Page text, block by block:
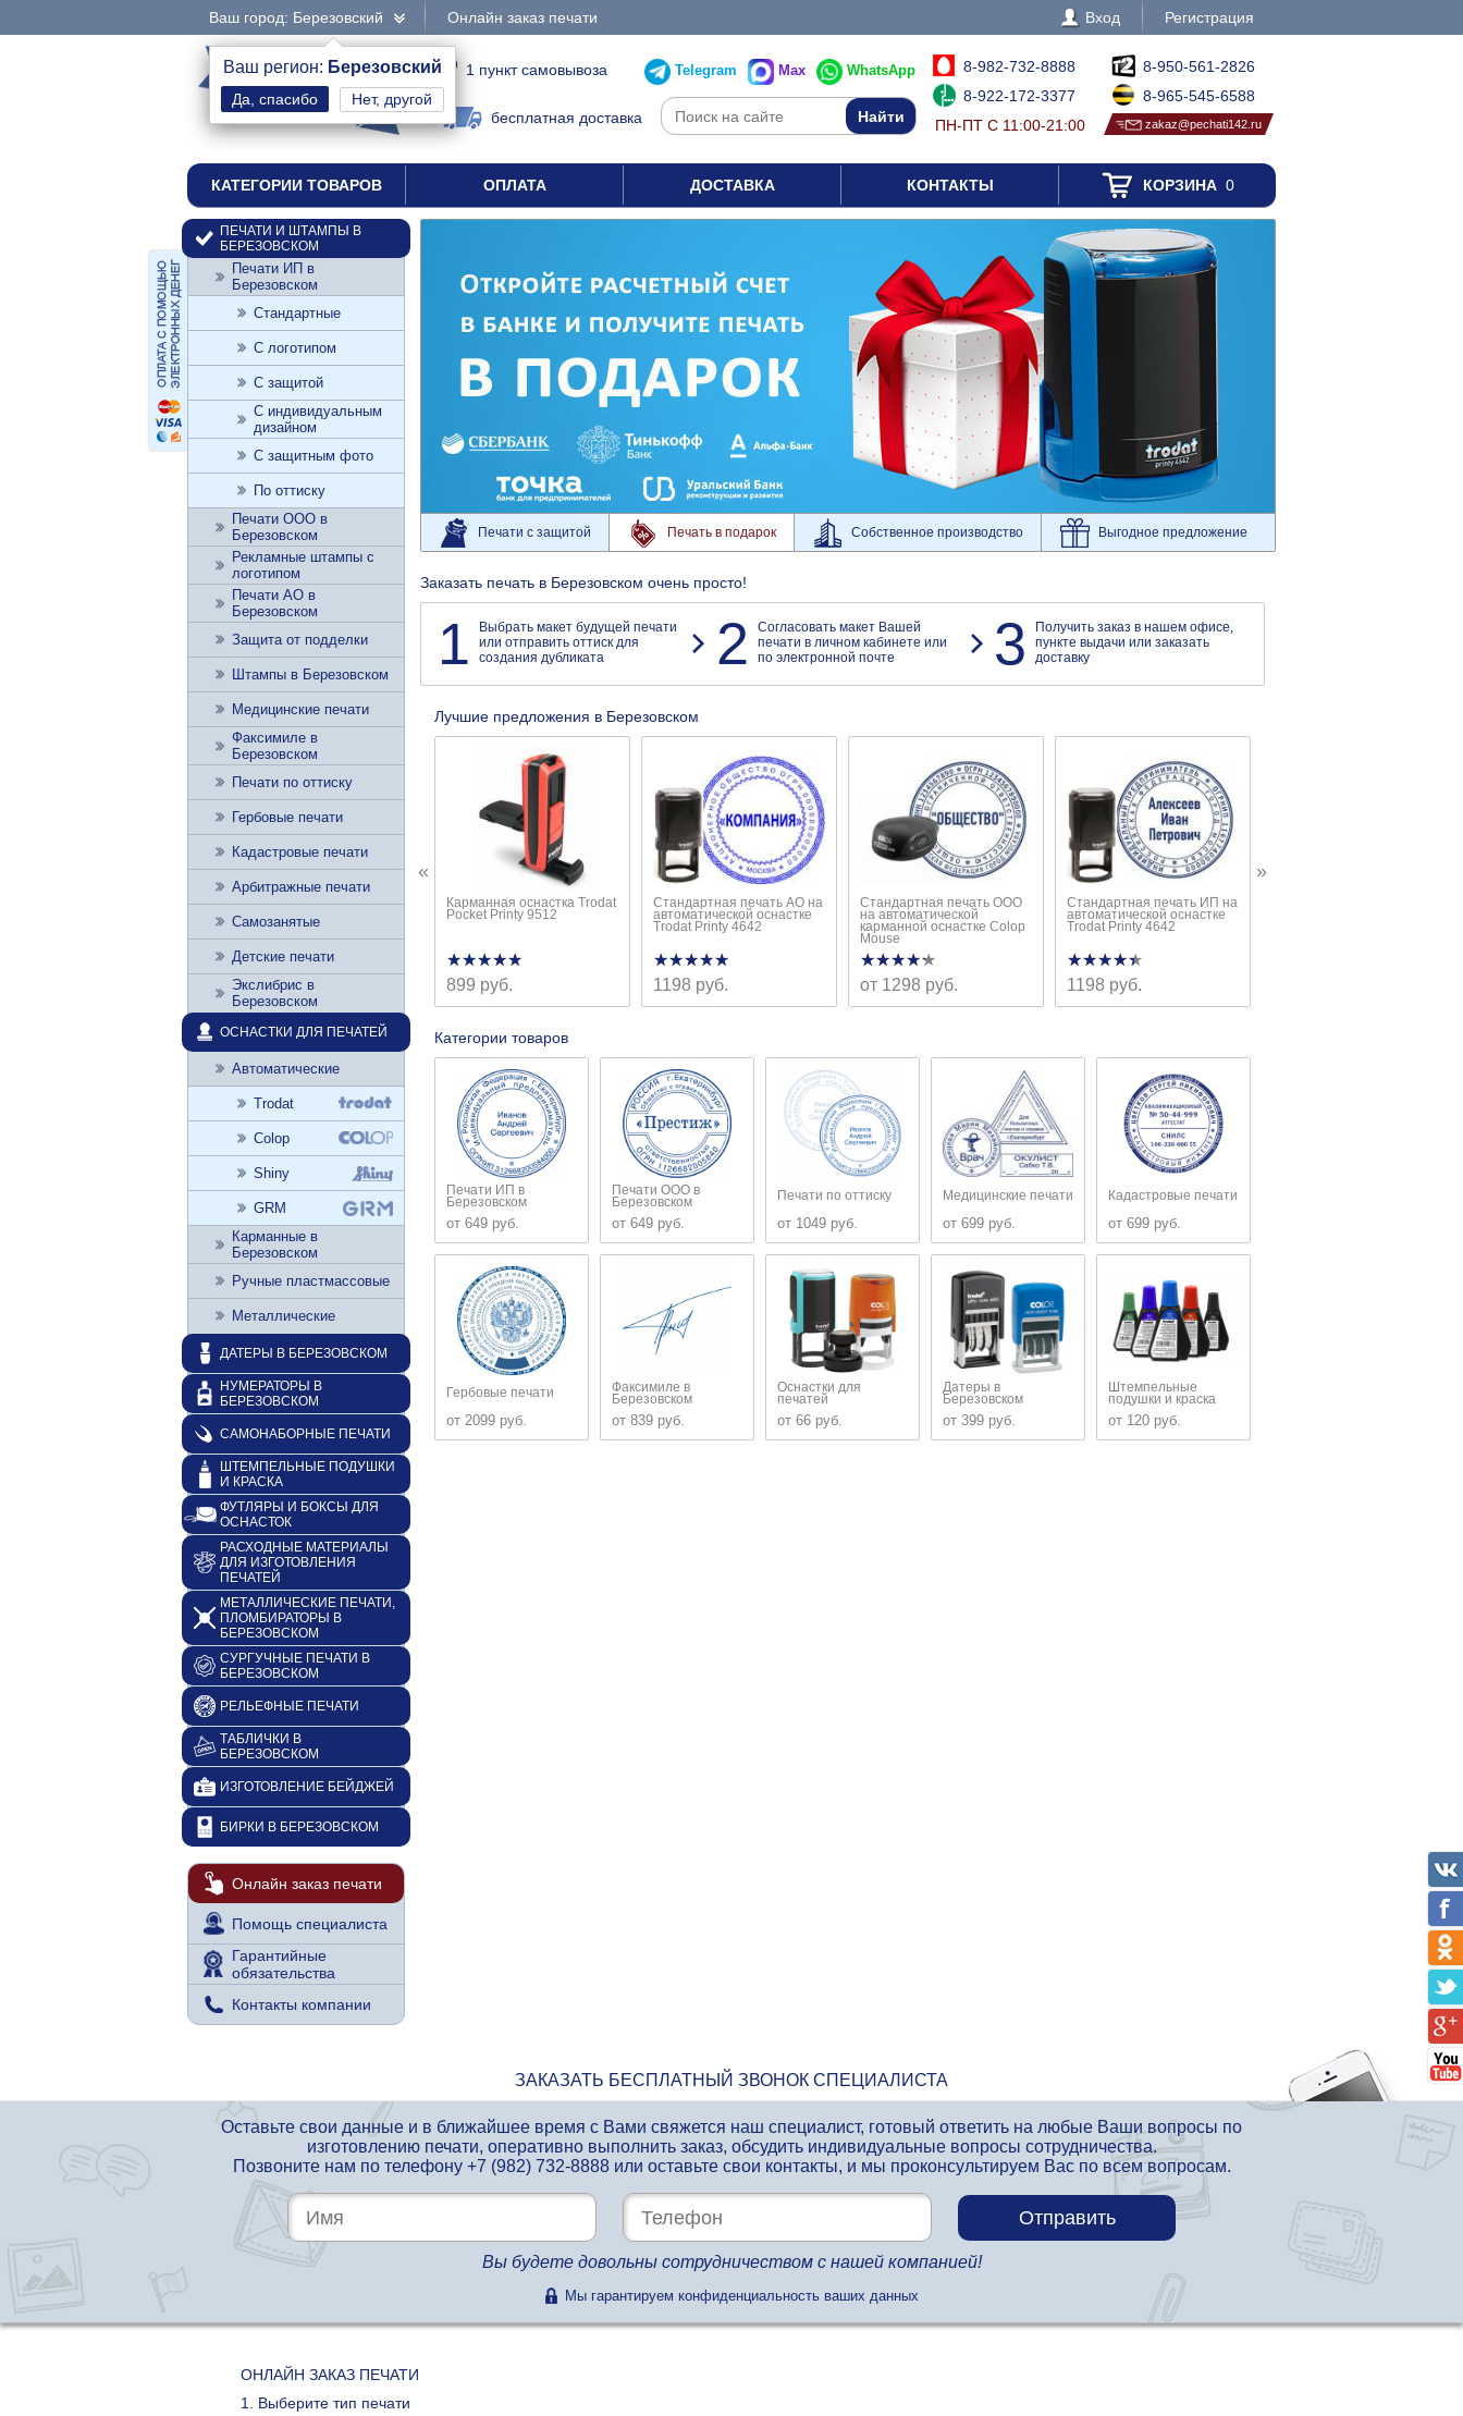
Ваш город: Березовский
Ваш регион: Березовский
Нет, другой
Онлайн заказ печати Вход Регистрация
интернет-магазин
1 пункт самовывоза
бесплатная доставка
Telegram Max WhatsApp
8-982-732-8888
8-922-172-3377
ПН-ПТ С 11:00-21:00
8-950-561-2826
8-965-545-6588
zakaz@pechati142.ru
КАТЕГОРИИ ТОВАРОВ ОПЛАТА ДОСТАВКА КОНТАКТЫ КОРЗИНА0
Печати с защитой Печать в подарок Собственное производство Выгодное предложение
Заказать печать в Березовском очень просто!
1
Выбрать макет будущей печати
или отправить оттиск для
создания дубликата
2
Согласовать макет Вашей
печати в личном кабинете или
по электронной почте
3
Получить заказ в нашем офисе,
пункте выдачи или заказать
доставку
Лучшие предложения в Березовском
Карманная оснастка Trodat
Pocket Printy 9512
★★★★★
★★★★★
899 руб.
Стандартная печать АО на
автоматической оснастке
Trodat Printy 4642
★★★★★
★★★★★
1198 руб.
Стандартная печать ООО
на автоматической
карманной оснастке Colop
Mouse
★★★★★
★★★★★
от 1298 руб.
Стандартная печать ИП на
автоматической оснастке
Trodat Printy 4642
★★★★★
★★★★★
1198 руб.
« »
Категории товаров
Печати ИП в
Березовском
от 649 руб.
Печати ООО в
Березовском
от 649 руб.
Печати по оттиску
от 1049 руб.
Медицинские печати
от 699 руб.
Кадастровые печати
от 699 руб.
Гербовые печати
от 2099 руб.
Факсимиле в
Березовском
от 839 руб.
Оснастки для
печатей
от 66 руб.
Датеры в
Березовском
от 399 руб.
Штемпельные
подушки и краска
от 120 руб.
ПЕЧАТИ И ШТАМПЫ В
БЕРЕЗОВСКОМ
Печати ИП в
Березовском
Стандартные
С логотипом
С защитой
С индивидуальным
дизайном
С защитным фото
По оттиску
Печати ООО в
Березовском
Рекламные штампы с
логотипом
Печати АО в
Березовском
Защита от подделки
Штампы в Березовском
Медицинские печати
Факсимиле в
Березовском
Печати по оттиску
Гербовые печати
Кадастровые печати
Арбитражные печати
Самозанятые
Детские печати
Экслибрис в
Березовском
ОСНАСТКИ ДЛЯ ПЕЧАТЕЙ
Автоматические
Trodat
Colop
Shiny
GRM
Карманные в
Березовском
Ручные пластмассовые
Металлические
ДАТЕРЫ В БЕРЕЗОВСКОМ
НУМЕРАТОРЫ В
БЕРЕЗОВСКОМ
САМОНАБОРНЫЕ ПЕЧАТИ
ШТЕМПЕЛЬНЫЕ ПОДУШКИ
И КРАСКА
ФУТЛЯРЫ И БОКСЫ ДЛЯ
ОСНАСТОК
РАСХОДНЫЕ МАТЕРИАЛЫ
ДЛЯ ИЗГОТОВЛЕНИЯ
ПЕЧАТЕЙ
МЕТАЛЛИЧЕСКИЕ ПЕЧАТИ,
ПЛОМБИРАТОРЫ В
БЕРЕЗОВСКОМ
СУРГУЧНЫЕ ПЕЧАТИ В
БЕРЕЗОВСКОМ
РЕЛЬЕФНЫЕ ПЕЧАТИ
ТАБЛИЧКИ В
БЕРЕЗОВСКОМ
ИЗГОТОВЛЕНИЕ БЕЙДЖЕЙ
БИРКИ В БЕРЕЗОВСКОМ
Онлайн заказ печати
Помощь специалиста
Гарантийные
обязательства
Контакты компании
ЗАКАЗАТЬ БЕСПЛАТНЫЙ ЗВОНОК СПЕЦИАЛИСТА
Оставьте свои данные и в ближайшее время с Вами свяжется наш специалист, готовый ответить на любые Ваши вопросы по
изготовлению печати, оперативно выполнить заказ, обсудить индивидуальные вопросы сотрудничества.
Позвоните нам по телефону +7 (982) 732-8888или оставьте свои контакты, и мы проконсультируем Вас по всем вопросам.
Вы будете довольны сотрудничеством с нашей компанией!
Мы гарантируем конфиденциальность ваших данных
ОНЛАЙН ЗАКАЗ ПЕЧАТИ
1. Выберите тип печати